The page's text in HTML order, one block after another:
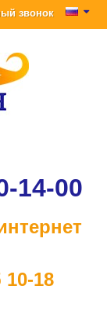
звонок
14-00